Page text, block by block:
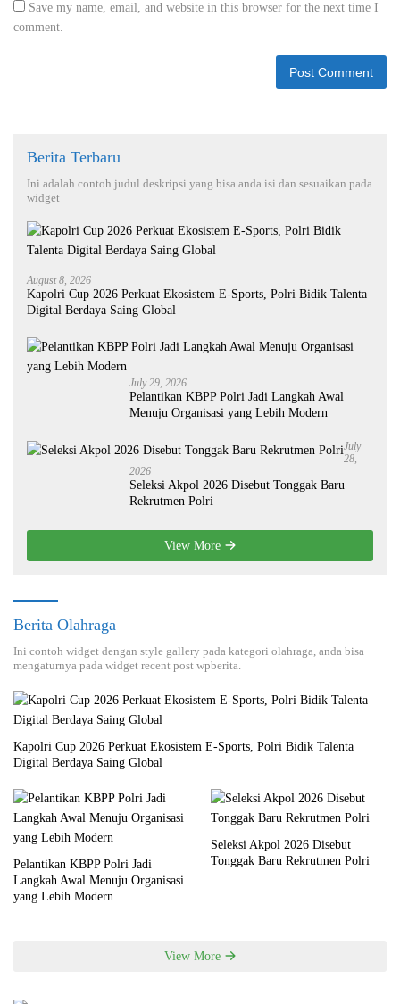
Save my name, email, and website in this browser for the next time I
comment.
Berita Terbaru
Ini adalah contoh judul deskripsi yang bisa anda isi dan sesuaikan pada
widget
August 8, 2026
Kapolri Cup 2026 Perkuat Ekosistem E-Sports, Polri Bidik Talenta
Digital Berdaya Saing Global
July 29, 2026
Pelantikan KBPP Polri Jadi Langkah Awal
Menuju Organisasi yang Lebih Modern
July
28,
2026
Seleksi Akpol 2026 Disebut Tonggak Baru
Rekrutmen Polri
View More
Berita Olahraga
Ini contoh widget dengan style gallery pada kategori olahraga, anda bisa
mengaturnya pada widget recent post wpberita.
Kapolri Cup 2026 Perkuat Ekosistem E-Sports, Polri Bidik Talenta
Digital Berdaya Saing Global
Pelantikan KBPP Polri Jadi
Langkah Awal Menuju Organisasi
yang Lebih Modern
Seleksi Akpol 2026 Disebut
Tonggak Baru Rekrutmen Polri
View More